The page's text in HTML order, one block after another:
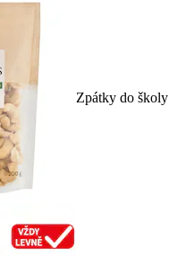
Zpátky do školy